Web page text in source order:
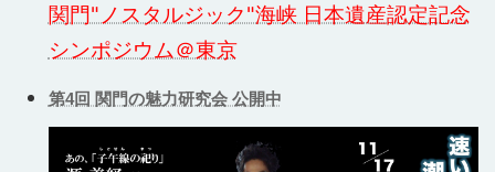
関門"ノスタルジック"海峡 日本遺産認定記念
シンポジウム＠東京
第4回 関門の魅力研究会 公開中